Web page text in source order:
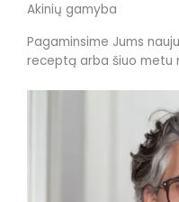
Akinių gamyba
Pagaminsime Jums
receptą arba šiuo metu